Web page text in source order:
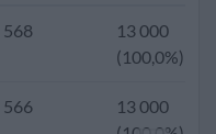
568
13 000
(100,0%)
566
13 000